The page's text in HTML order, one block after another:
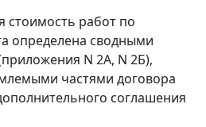
стоимость работ по
определена сводными
N 2А, N 2Б),
частями договора
соглашения